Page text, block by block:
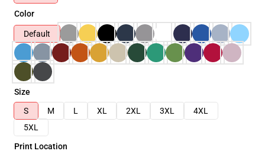
Color
Default
Size
S
M L XL 2XL 3XL
4XL
5XL
Print Location